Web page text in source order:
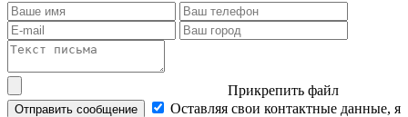
Прикрепить файл
Отправить сообщение
Оставляя свои контактные данные, я